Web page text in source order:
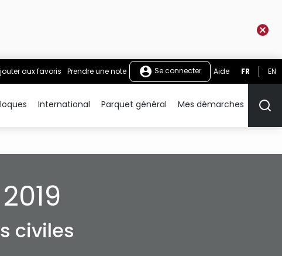
aux favoris Prendre une note Se connecter Aide FR EN
International Parquet général Mes démarches
civiles